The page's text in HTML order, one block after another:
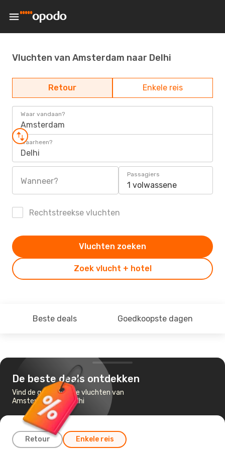
Vluchten van Amsterdam naar Delhi
Retour Enkele reis
Waar vandaan?
Amsterdam
Waarheen?
Delhi
Wanneer?
Passagiers
1 volwassene
Rechtstreekse vluchten
Zoek vlucht + hotel
Vluchten zoeken
Beste deals Goedkoopste dagen
De beste deals ontdekken
Vind de goedkoopste vluchten van
Amsterdam naar Delhi
Retour Enkele reis